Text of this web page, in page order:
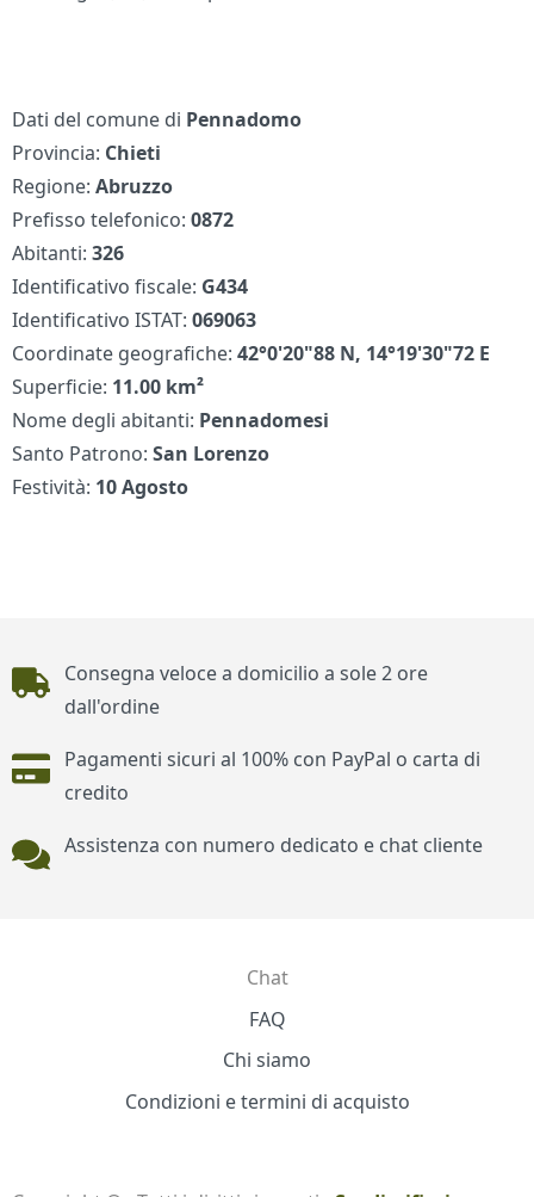
Dati del comune di Pennadomo
Provincia: Chieti
Regione:Abruzzo
Prefisso telefonico:0872
Abitanti:326
Identificativo fiscale: G434
Identificativo ISTAT:069063
Coordinate geografiche:42°0'20"88 N, 14°19'30"72 E
Superficie: 11.00 km²
Nome degli abitanti: Pennadomesi
Santo Patrono:San Lorenzo
Festività: 10 Agosto
Piè di pagina
Consegna veloce a domicilio a sole 2 ore
dall'ordine
Pagamenti sicuri al 100% con PayPal o carta di
credito
Assistenza con numero dedicato e chat cliente
Chat
FAQ
Chi siamo
Condizioni e termini di acquisto